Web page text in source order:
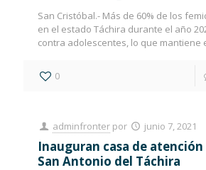
San Cristóbal.- Más de 60% de los
en el estado Táchira durante el año
contra adolescentes, lo que mantiene
0
adminfronter por junio 7, 2021
Inauguran casa de atención
San Antonio del Táchira